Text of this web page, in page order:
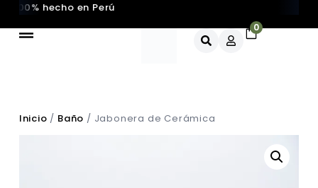
hecho en Perú
0
Inicio / Baño / Jabonera de Cerámica